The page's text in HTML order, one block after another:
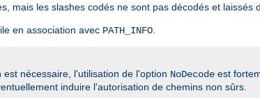
mais les slashes codés ne sont pas décodés et laissés
en association avec PATH_INFO
nécessaire, l'utilisation de l'option NoDecode est
induire l'autorisation de chemins non sûrs.